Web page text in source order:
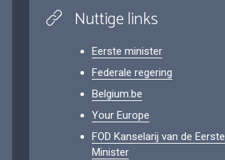
Nuttige links
Eerste minister
Federale regering
Belgium.be
Your Europe
FOD Kanselarij van de Eerste
Minister